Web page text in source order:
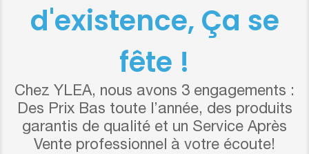
d'existence, Ça se
fête !
Chez YLEA, nous avons 3 engagements :
Des Prix Bas toute l’année, des produits
garantis de qualité et un Service Après
Vente professionnel à votre écoute!